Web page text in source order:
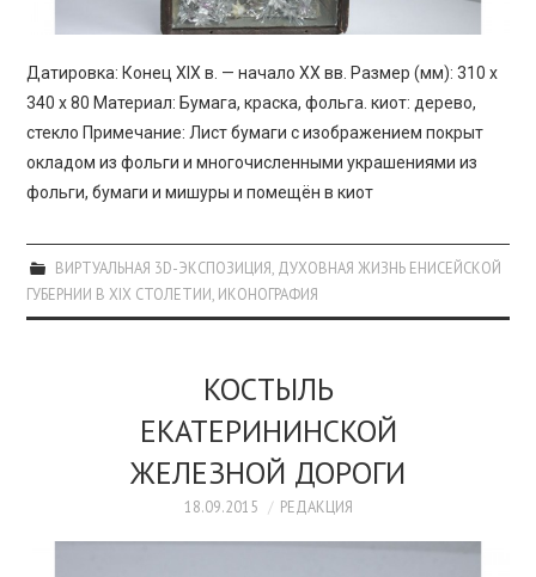
Датировка: Конец XIX в. — начало ХХ вв. Размер (мм): 310 х
340 х 80 Материал: Бумага, краска, фольга. киот: дерево,
стекло Примечание: Лист бумаги с изображением покрыт
окладом из фольги и многочисленными украшениями из
фольги, бумаги и мишуры и помещён в киот
ВИРТУАЛЬНАЯ 3D-ЭКСПОЗИЦИЯ, ДУХОВНАЯ ЖИЗНЬ ЕНИСЕЙСКОЙ
ГУБЕРНИИ В XIX СТОЛЕТИИ, ИКОНОГРАФИЯ
КОСТЫЛЬ
ЕКАТЕРИНИНСКОЙ
ЖЕЛЕЗНОЙ ДОРОГИ
18.09.2015 РЕДАКЦИЯ